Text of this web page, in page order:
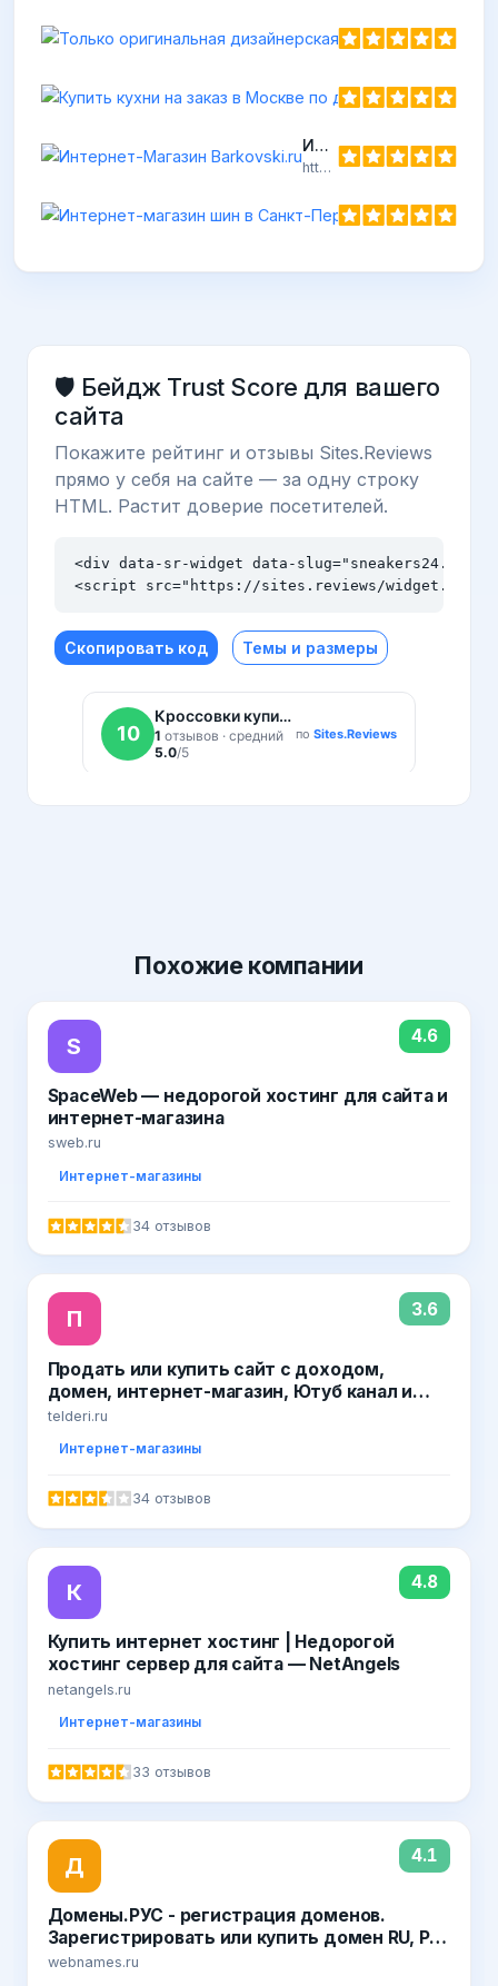
Интернет-Магазин Barkovski.ru
https://barkovski.ru
https://
🛡️ Бейдж Trust Score для вашего
сайта
Покажите рейтинг и отзывы Sites.Reviews
прямо у себя на сайте — за одну строку
HTML. Растит доверие посетителей.
<div data-sr-widget data-slug="sneakers24.ru"
<script src="https://sites.reviews/widget.js"
Скопировать код Темы и размеры
Похожиекомпании
S 4.6
SpaceWeb — недорогой хостинг для сайта и
интернет-магазина
sweb.ru
Интернет-магазины
34 отзывов
П 3.6
Продать или купить сайт с доходом,
домен, интернет-магазин, Ютуб канал и
группу ВК на бирже Телдери
telderi.ru
Интернет-магазины
34 отзывов
К 4.8
Купить интернет хостинг | Недорогой
хостинг сервер для сайта — NetAngels
netangels.ru
Интернет-магазины
33 отзывов
Д 4.1
Домены.РУС - регистрация доменов.
Зарегистрировать или купить домен RU, РФ
в WebNames
webnames.ru